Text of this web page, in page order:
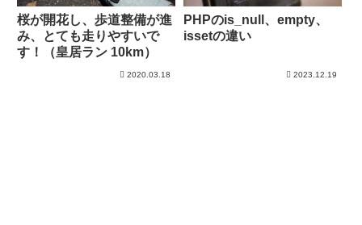
桜が開花し、歩道整備が進
み、とても走りやすいで
す！（皇居ラン 10km）
2020.03.18
PHPのis_null、empty、
issetの違い
2023.12.19